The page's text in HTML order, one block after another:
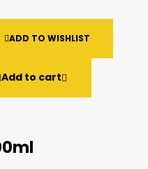
ADD TO WISHLIST
Add to cart